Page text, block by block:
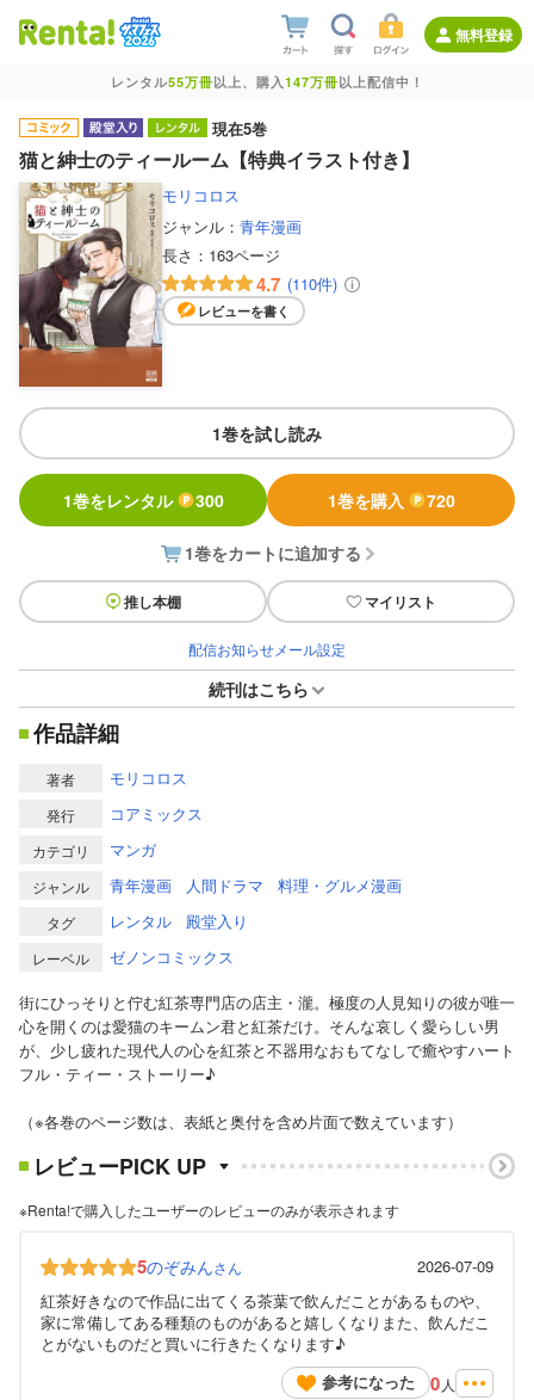
無料登録
レンタル55万冊以上、購入147万冊以上配信中！
現在5巻
猫と紳士のティールーム【特典イラスト付き】
モリコロス
ジャンル： 青年漫画
長さ： 163ページ
4.7 (110件)
レビューを書く
1巻を試し読み
1巻をレンタル 300 1巻を購入 720
1巻をカートに追加する
推し本棚 マイリスト
配信お知らせメール設定
続刊はこちら
作品詳細
著者 モリコロス
発行 コアミックス
カテゴリ マンガ
ジャンル 青年漫画 人間ドラマ 料理・グルメ漫画
タグ レンタル 殿堂入り
レーベル
ゼノンコミックス
街にひっそりと佇む紅茶専門店の店主・瀧。極度の人見知りの彼が唯一
心を開くのは愛猫のキームン君と紅茶だけ。そんな哀しく愛らしい男
が、少し疲れた現代人の心を紅茶と不器用なおもてなしで癒やすハート
フル・ティー・ストーリー♪
（※各巻のページ数は、表紙と奥付を含め片面で数えています）
レビューPICK UP
※Renta!で購入したユーザーのレビューのみが表示されます
5のぞみんさん
2026-07-09
紅茶好きなので作品に出てくる茶葉で飲んだことがあるものや、
家に常備してある種類のものがあると嬉しくなりまた、飲んだこ
とがないものだと買いに行きたくなります♪
参考になった
0 人